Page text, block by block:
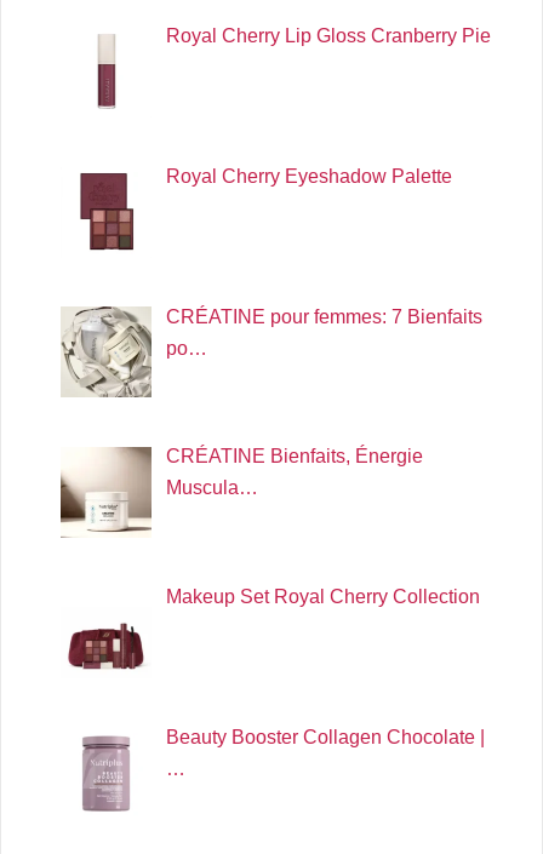
Royal Cherry Lip Gloss Cranberry Pie
Royal Cherry Eyeshadow Palette
CRÉATINE pour femmes: 7 Bienfaits
po…
CRÉATINE Bienfaits, Énergie
Muscula…
Makeup Set Royal Cherry Collection
Beauty Booster Collagen Chocolate |
…